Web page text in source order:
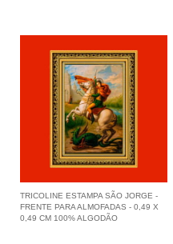
TRICOLINE ESTAMPA SÃO JORGE -
FRENTE PARA ALMOFADAS - 0,49 X
0,49 CM 100% ALGODÃO